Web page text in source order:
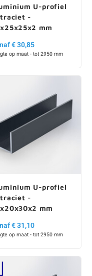
U-profiel
-
mm
€ 30,85
op maat - tot 2950 mm
U-profiel
-
mm
€ 31,10
op maat - tot 2950 mm